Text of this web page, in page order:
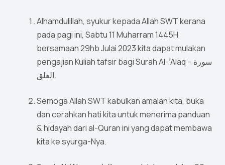
Alhamdulillah, syukur kepada Allah SWT kerana
pada pagi ini, Sabtu 11 Muharram 1445H
bersamaan 29hb Julai 2023 kita dapat mulakan
pengajian Kuliah tafsir bagi Surah Al-‘Alaq – سورة
العلق.
Semoga Allah SWT kabulkan amalan kita, buka
dan cerahkan hati kita untuk menerima panduan
& hidayah dari al-Quran ini yang dapat membawa
kita ke syurga-Nya.